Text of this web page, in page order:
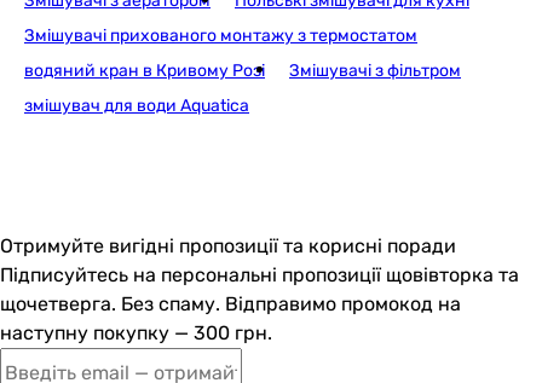
1 440грн
Змішувачі прихованого монтажу з термостатом
водяний кран в Кривому Розі
Змішувачі з фільтром
змішувач для води Aquatica
Отримуйте вигідні пропозиції та корисні поради
Підписуйтесь на персональні пропозиції щовівторка та
щочетверга. Без спаму. Відправимо промокод на
наступну покупку — 300 грн.